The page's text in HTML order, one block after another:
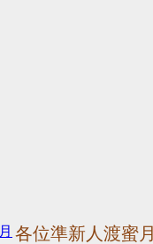
各位準新人渡蜜